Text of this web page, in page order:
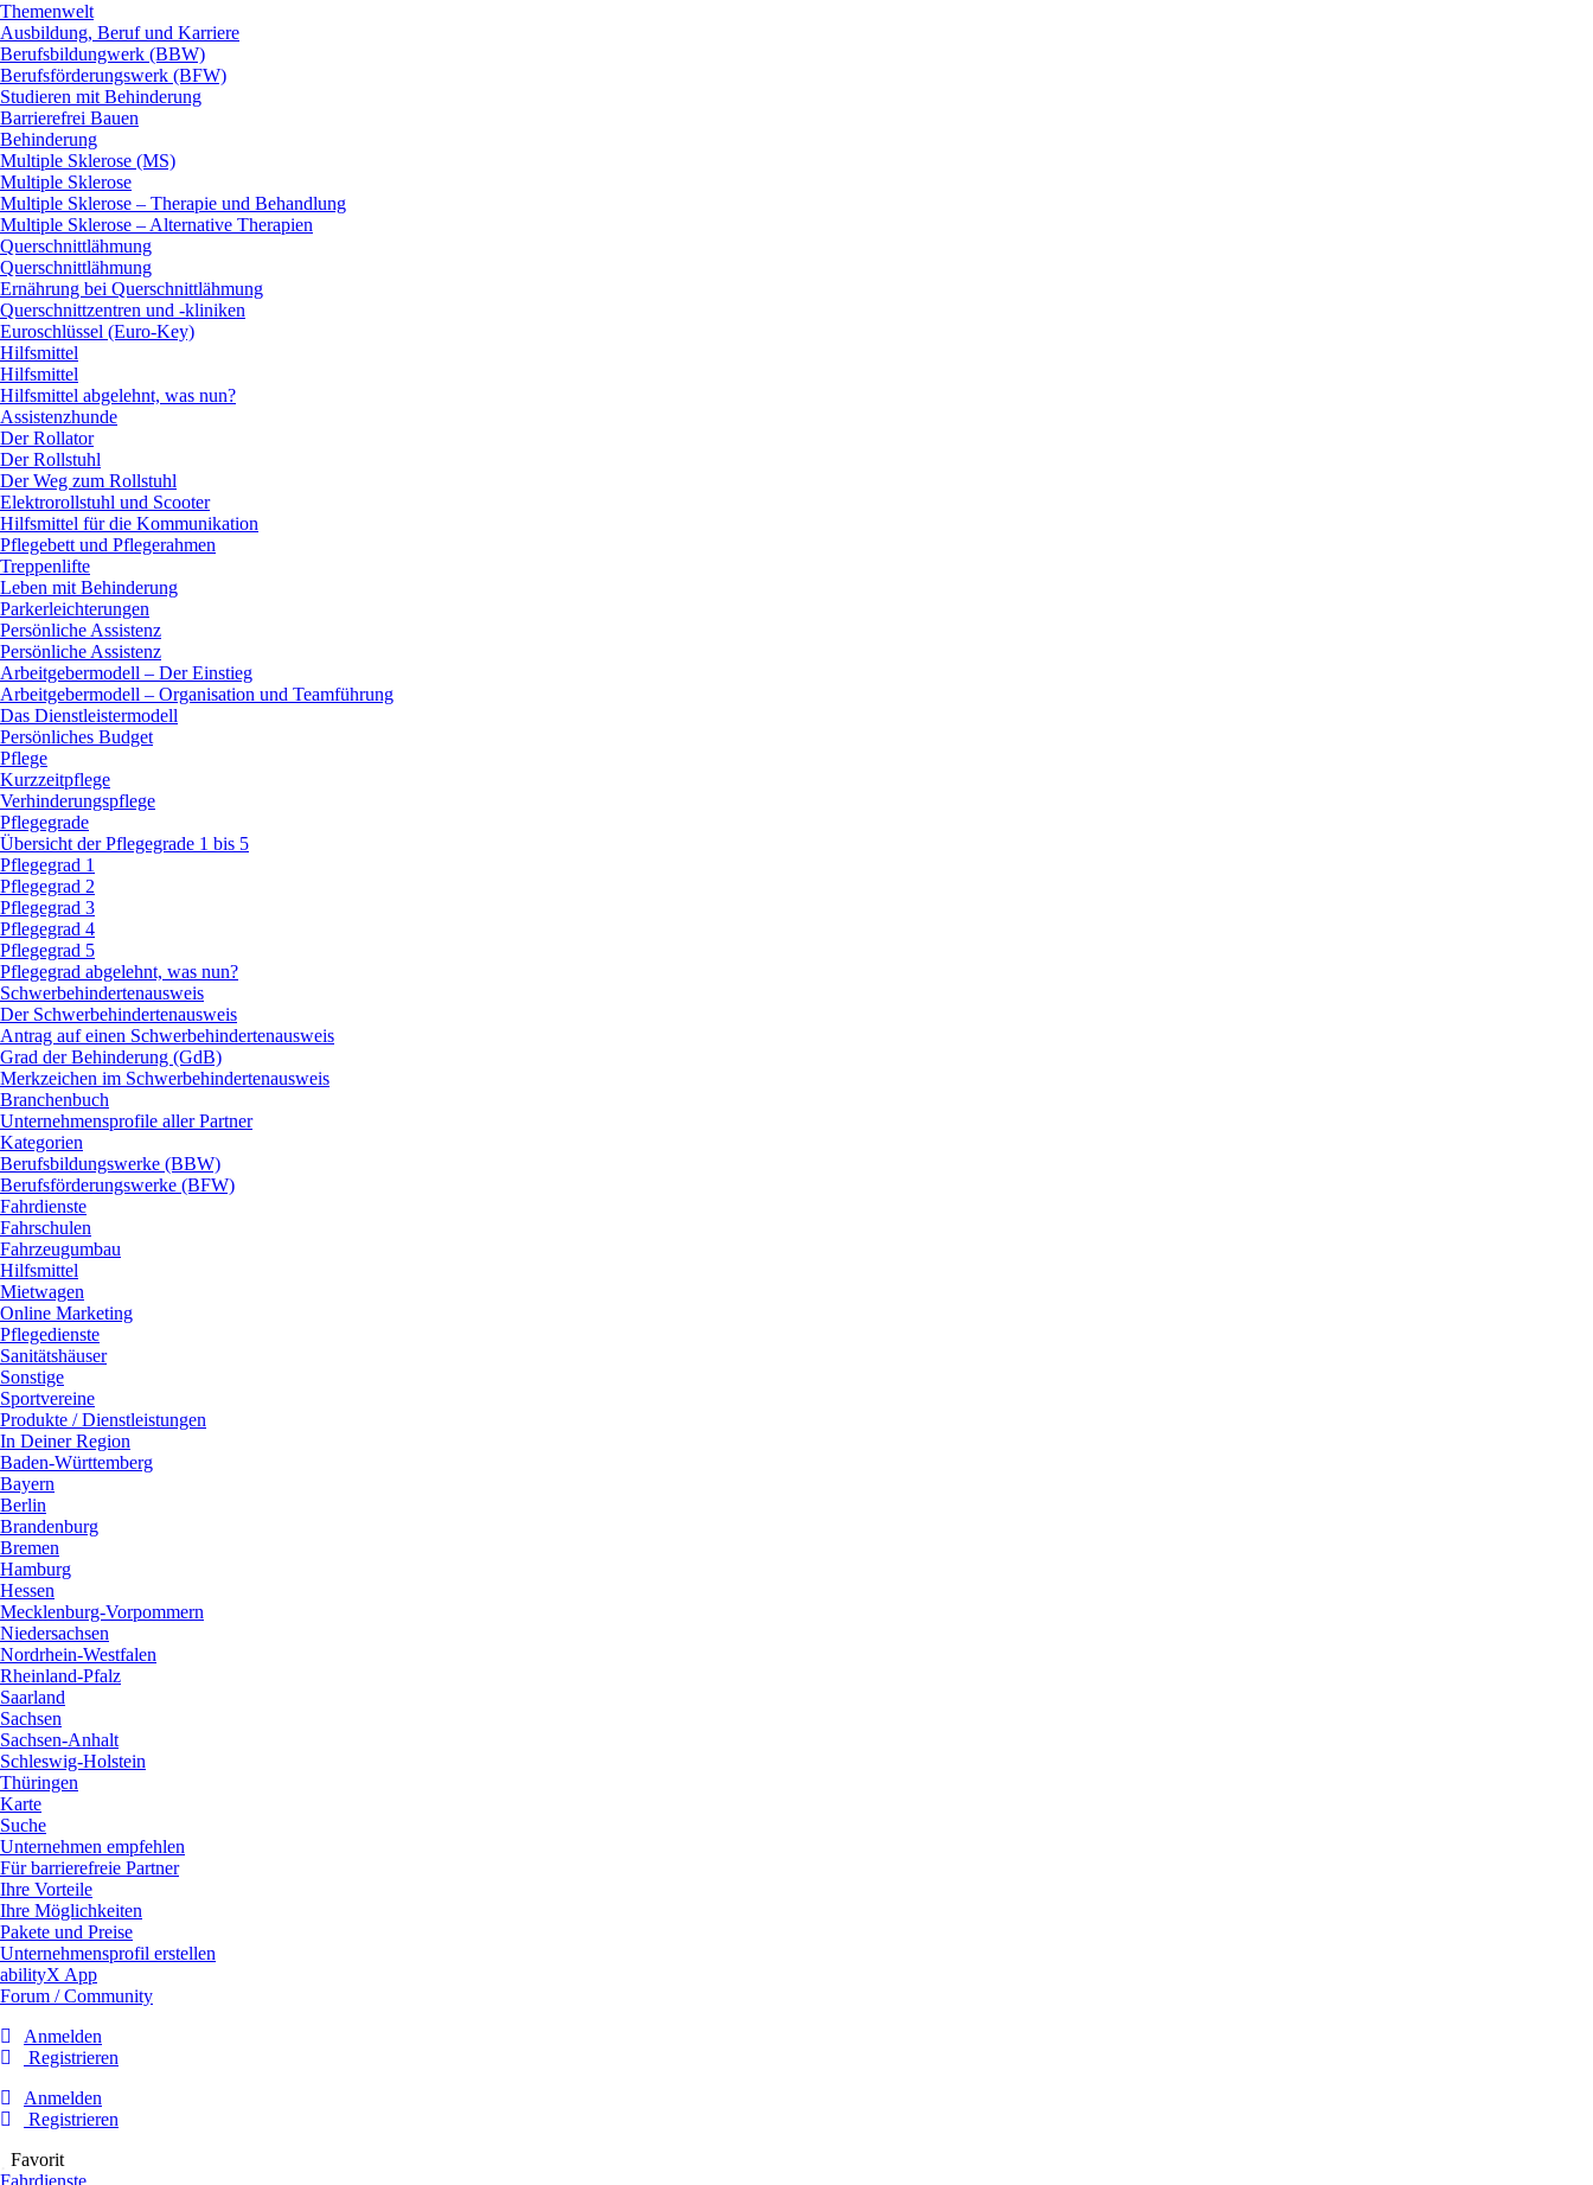
Themenwelt
Ausbildung, Beruf und Karriere
Berufsbildungwerk (BBW)
Berufsförderungswerk (BFW)
Studieren mit Behinderung
Barrierefrei Bauen
Behinderung
Multiple Sklerose (MS)
Multiple Sklerose
Multiple Sklerose – Therapie und Behandlung
Multiple Sklerose – Alternative Therapien
Querschnittlähmung
Querschnittlähmung
Ernährung bei Querschnittlähmung
Querschnittzentren und -kliniken
Euroschlüssel (Euro-Key)
Hilfsmittel
Hilfsmittel
Hilfsmittel abgelehnt, was nun?
Assistenzhunde
Der Rollator
Der Rollstuhl
Der Weg zum Rollstuhl
Elektrorollstuhl und Scooter
Hilfsmittel für die Kommunikation
Pflegebett und Pflegerahmen
Treppenlifte
Leben mit Behinderung
Parkerleichterungen
Persönliche Assistenz
Persönliche Assistenz
Arbeitgebermodell – Der Einstieg
Arbeitgebermodell – Organisation und Teamführung
Das Dienstleistermodell
Persönliches Budget
Pflege
Kurzzeitpflege
Verhinderungspflege
Pflegegrade
Übersicht der Pflegegrade 1 bis 5
Pflegegrad 1
Pflegegrad 2
Pflegegrad 3
Pflegegrad 4
Pflegegrad 5
Pflegegrad abgelehnt, was nun?
Schwerbehindertenausweis
Der Schwerbehindertenausweis
Antrag auf einen Schwerbehindertenausweis
Grad der Behinderung (GdB)
Merkzeichen im Schwerbehindertenausweis
Branchenbuch
Unternehmensprofile aller Partner
Kategorien
Berufsbildungswerke (BBW)
Berufsförderungswerke (BFW)
Fahrdienste
Fahrschulen
Fahrzeugumbau
Hilfsmittel
Mietwagen
Online Marketing
Pflegedienste
Sanitätshäuser
Sonstige
Sportvereine
Produkte / Dienstleistungen
In Deiner Region
Baden-Württemberg
Bayern
Berlin
Brandenburg
Bremen
Hamburg
Hessen
Mecklenburg-Vorpommern
Niedersachsen
Nordrhein-Westfalen
Rheinland-Pfalz
Saarland
Sachsen
Sachsen-Anhalt
Schleswig-Holstein
Thüringen
Karte
Suche
Unternehmen empfehlen
Für barrierefreie Partner
Ihre Vorteile
Ihre Möglichkeiten
Pakete und Preise
Unternehmensprofil erstellen
abilityX App
Forum / Community
Anmelden
Registrieren
Anmelden
Registrieren
Favorit
Fahrdienste